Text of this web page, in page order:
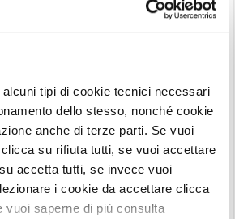
tipi di cookie tecnici necessari
dello stesso, nonché cookie
anche di terze parti. Se vuoi
su rifiuta tutti, se vuoi accettare
accetta tutti, se invece vuoi
i cookie da accettare clicca
vuoi saperne di più consulta
dell’area supportiva dei
con il primo che ora
USDT , mentre il principale
USDT.
anche suEthereum, con un
del 5,70%. ETHquota 1.772
del -1,54%. Da inizio